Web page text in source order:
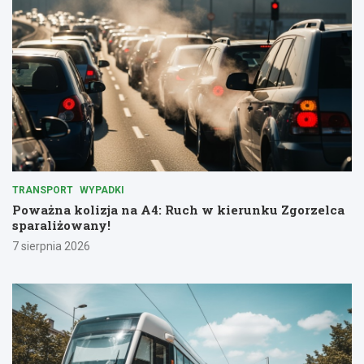
TRANSPORT WYPADKI
Poważna kolizja na A4: Ruch w kierunku Zgorzelca
sparaliżowany!
7 sierpnia 2026